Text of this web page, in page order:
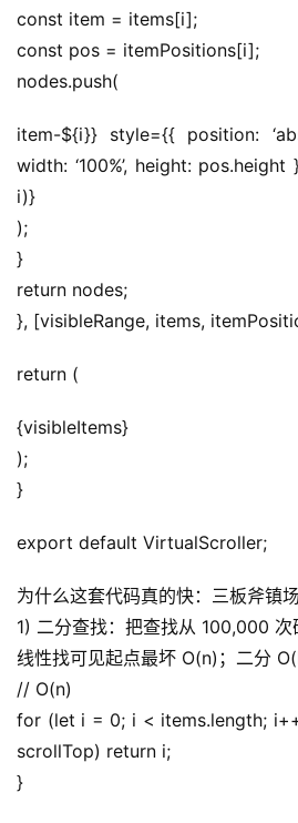
A
干
运
营
记
录
经
验
const item = items[i];
const pos = itemPositions[i];
nodes.push(
item-${i}} style={{ position:
width: ‘100%’, height:
i)}
);
}
return nodes;
}, [visibleRange, items,
return (
{visibleItems}
);
}
export default VirtualScroller;
为什么这套代码真的快：三板斧镇场
1) 二分查找：把查找从 100,000 次
线性找可见起点最坏 O(n)；二分
// O(n)
for (let i = 0; i < items.length;
scrollTop) return i;
}